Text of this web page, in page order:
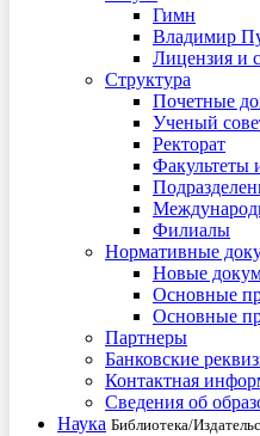
Гимн
Владимир
Лицензия и
Структура
Почетные
Ученый
Ректорат
Факультеты
Филиалы
Нормативные
Новые
Основные
Основные
Партнеры
Банковские
Контактная
Сведения об
Наука Библиотека/